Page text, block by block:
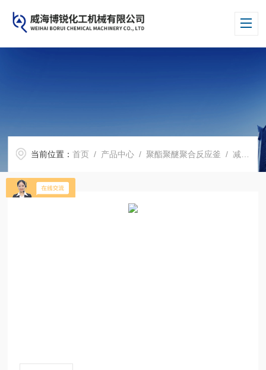
当前位置：首页 / 产品中心 /聚酯聚醚聚合反应釜 /减压蒸馏反应釜